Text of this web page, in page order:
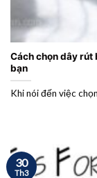
Cách chọn dây rút
bạn
Khi nói đến việc
30
Th3